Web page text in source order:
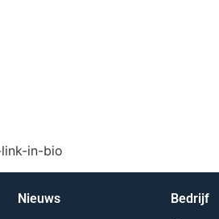
in-bio
Nieuws Bedrijf